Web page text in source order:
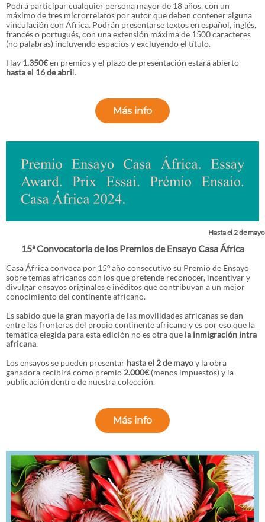
Podrá participar cualquier persona mayor de 18 años, con un
máximo de tres microrrelatos por autor que deben contener alguna
vinculación con África. Podrán presentarse textos en español, inglés,
francés o portugués, con una extensión máxima de 1500 caracteres
(no palabras) incluyendo espacios y excluyendo el título.
Hay 1.350€en premios y el plazo de presentación estará abierto
hasta el 16 de abril.
Más info
Hasta el 2 de mayo
15ª Convocatoria de los Premios de Ensayo Casa África
Casa África convoca por 15º año consecutivo su Premio de Ensayo
sobre temas africanos con los que pretende reconocer, incentivar y
divulgar ensayos originales e inéditos que contribuyan a un mejor
conocimiento del continente africano.
Es sabido que la gran mayoría de las movilidades africanas se dan
entre las fronteras del propio continente africano y es por eso que la
temática elegida para esta edición no es otra que la inmigración intra
africana.
Los ensayos se pueden presentar hasta el 2 de mayoy la obra
ganadora recibirá como premio 2.000€(menos impuestos) y la
publicación dentro de nuestra colección.
Más info